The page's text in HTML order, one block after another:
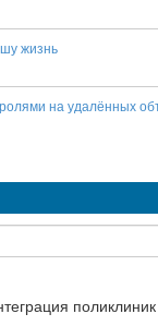
жизнь
на удалённых